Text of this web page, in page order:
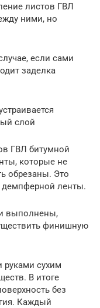
листов ГВЛ
ними, но
если сами
заделка
слой
ГВЛ битумной
которые не
обрезаны. Это
демпферной ленты.
выполнены,
финишную
руками сухим
В итоге
без
Каждый